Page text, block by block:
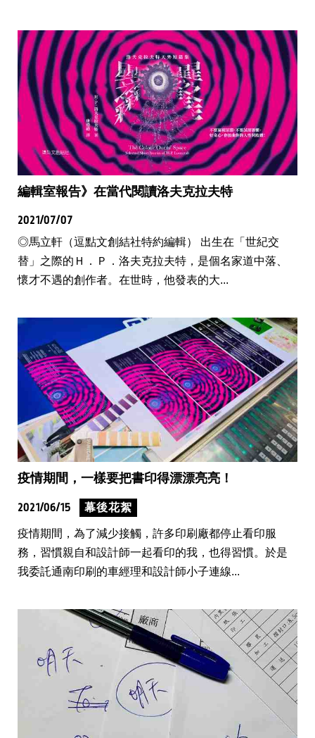
編輯室報告》在當代閱讀洛夫克拉夫特
2021/07/07
◎馬立軒（逗點文創結社特約編輯） 出生在「世紀交
替」之際的Ｈ．Ｐ．洛夫克拉夫特，是個名家道中落、
懷才不遇的創作者。在世時，他發表的大...
疫情期間，一樣要把書印得漂漂亮亮！
2021/06/15 幕後花絮
疫情期間，為了減少接觸，許多印刷廠都停止看印服
務，習慣親自和設計師一起看印的我，也得習慣。於是
我委託通南印刷的車經理和設計師小子連線...